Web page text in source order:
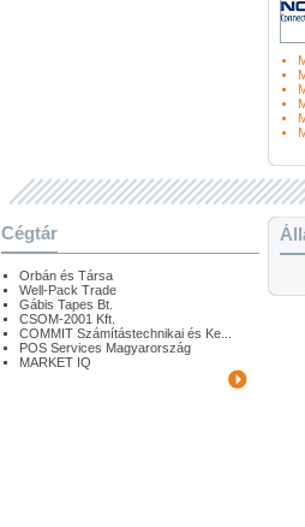
Cégtár
Orbán és Társa
Well-Pack Trade
Gábis Tapes Bt.
CSOM-2001 Kft.
COMMIT Számítástechnikai és Ke...
POS Services Magyarország
MARKET IQ